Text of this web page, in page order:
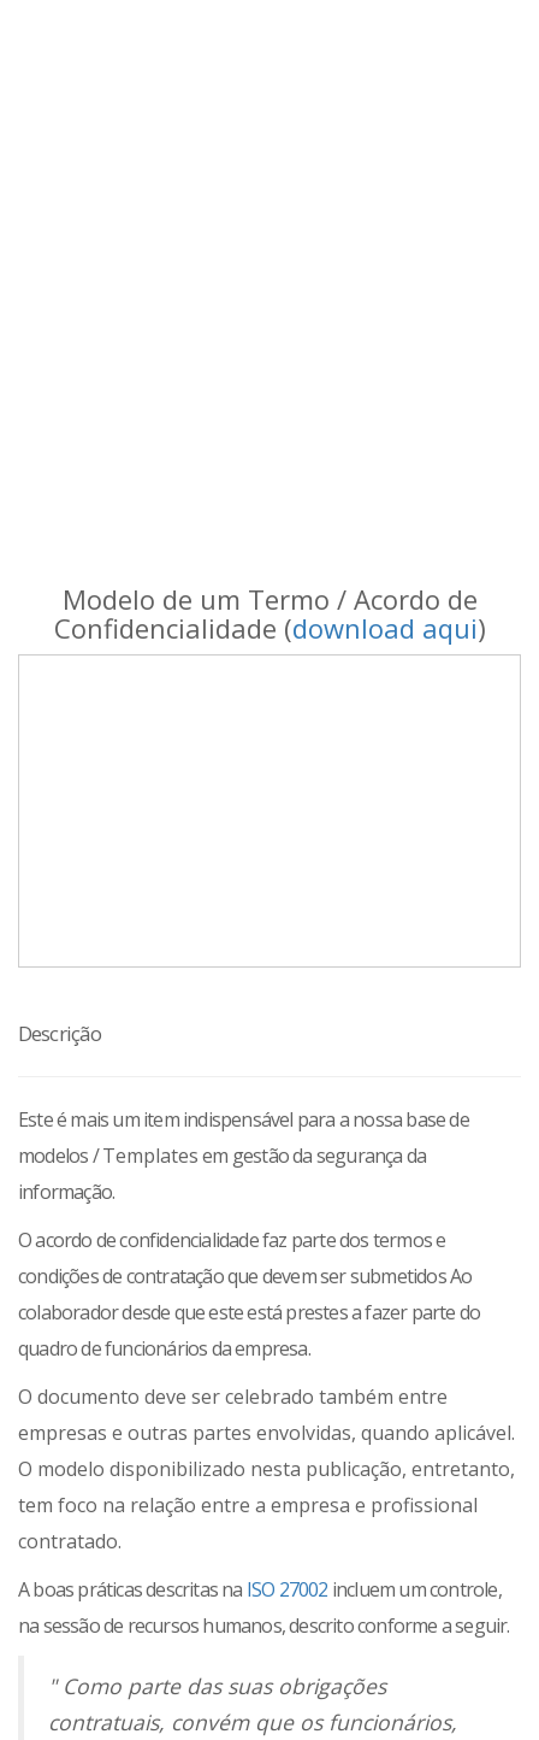
Modelo de um Termo / Acordo de
Confidencialidade (download aqui)
Descrição
Este é mais um item indispensável para a nossa base de
modelos /Templatesem gestão da segurança da
informação.
O acordo de confidencialidade faz parte dos termos e
condições de contrataçãoque devem ser submetidos Ao
colaborador desde que este está prestes a fazer parte do
quadro de funcionários da empresa.
O documento deve ser celebrado também entre
empresas e outras partes envolvidas, quando aplicável.
O modelo disponibilizado nesta publicação, entretanto,
tem foco na relação entre a empresa e profissional
contratado.
A boas práticas descritas na ISO 27002 incluem um controle,
na sessão de recursos humanos, descrito conforme a seguir.
" Como parte das suas obrigações
contratuais, convém que os funcionários,